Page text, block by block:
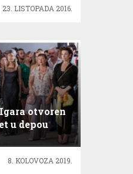
23. LISTOPADA 2016.
otvoren
u depou
Lošić
8. KOLOVOZA 2019.